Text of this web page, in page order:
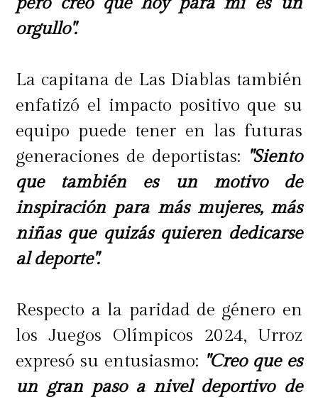
orgullo".
La capitana de Las Diablas también
enfatizó el impacto positivo que su
equipo puede tener en las futuras
generaciones de deportistas: "Siento
que también es un motivo de
inspiración para más mujeres, más
niñas que quizás quieren dedicarse
al deporte".
Respecto a la paridad de género en
los Juegos Olímpicos 2024, Urroz
expresó su entusiasmo: "Creo que es
un gran paso a nivel deportivo de